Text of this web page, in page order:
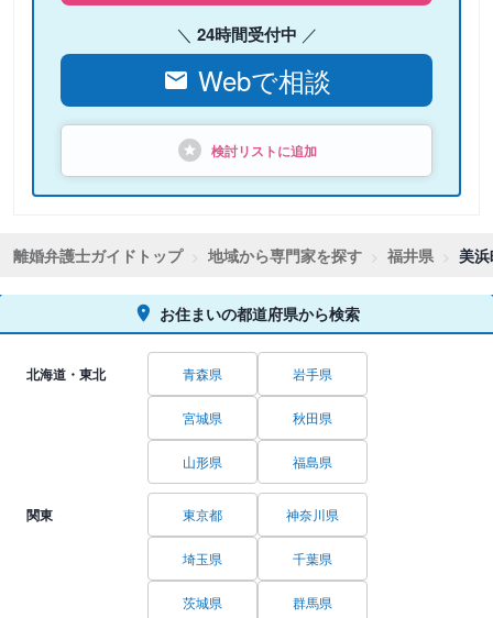
24時間受付中
Webで相談
検討リストに追加
離婚弁護士ガイドトップ 地域から専門家を探す 福井県 美
お住まいの都道府県から検索
北海道・東北 青森県 岩手県
宮城県 秋田県
山形県 福島県
関東 東京都 神奈川県
埼玉県 千葉県
茨城県 群馬県